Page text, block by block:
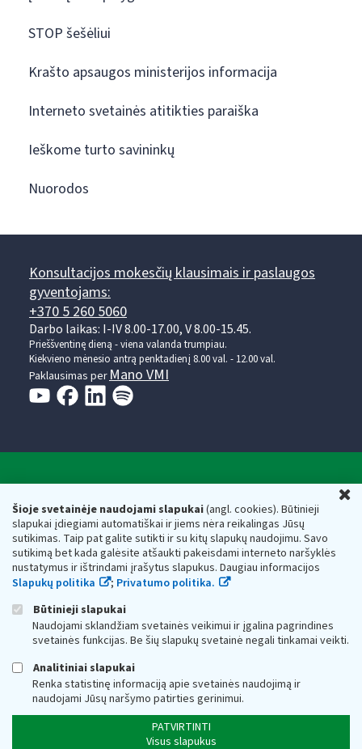
Šioje svetainėje naudojami slapukai(angl. cookies). Būtinieji
slapukai įdiegiami automatiškai ir jiems nėra reikalingas Jūsų
sutikimas. Taip pat galite sutikti ir su kitų slapukų naudojimu. Savo
sutikimą bet kada galėsite atšaukti pakeisdami interneto naršyklės
nustatymus ir ištrindami įrašytus slapukus. Daugiau informacijos
Slapukų politika
; Privatumo politika.
Būtinieji slapukai
Naudojami sklandžiam svetainės veikimui ir įgalina pagrindines
svetainės funkcijas. Be šių slapukų svetainė negali tinkamai veikti.
Analitiniai slapukai
Renka statistinę informaciją apie svetainės naudojimą ir
naudojami Jūsų naršymo patirties gerinimui.
PATVIRTINTI
Visus slapukus
STOP šešėliui
Krašto apsaugos ministerijos informacija
Interneto svetainės atitikties paraiška
Ieškome turto savininkų
Nuorodos
Konsultacijos mokesčių klausimais ir paslaugos
gyventojams:
+370 5 260 5060
Darbo laikas: I-IV 8.00-17.00, V 8.00-15.45.
Prieššventinę dieną - viena valanda trumpiau.
Kiekvieno mėnesio antrą penktadienį 8.00 val. - 12.00 val.
Paklausimas per Mano VMI
Respublikos finansų ministerijos
Biudžetinė įstaiga. Juridinio asmens kodas — 188659752,
adresas: Vasario 16-osios g. 14, 01107 Vilnius, Lietuva, el.paštas:
vmi@vmi.lt, E. pristatymo dėžutės adresas 188659752
Duomenys apie Valstybinę mokesčių inspekciją prie Lietuvos
Respublikos finansų ministerijos kaupiami ir saugomi Juridinių